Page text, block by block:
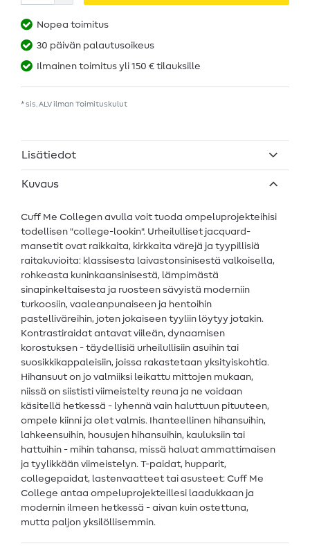
Nopea toimitus
30 päivän palautusoikeus
Ilmainen toimitus yli 150 € tilauksille
* sis. ALV ilman Toimituskulut
Lisätiedot
Kuvaus
Cuff Me Collegen avulla voit tuoda ompeluprojekteihisi
todellisen "college-lookin". Urheilulliset jacquard-
mansetit ovat raikkaita, kirkkaita värejä ja tyypillisiä
raitakuvioita: klassisesta laivastonsinisestä valkoisella,
rohkeasta kuninkaansinisestä, lämpimästä
sinapinkeltaisesta ja ruosteen sävyistä moderniin
turkoosiin, vaaleanpunaiseen ja hentoihin
pastelliväreihin, joten jokaiseen tyyliin löytyy jotakin.
Kontrastiraidat antavat viileän, dynaamisen
korostuksen - täydellisiä urheilullisiin asuihin tai
suosikkikappaleisiin, joissa rakastetaan yksityiskohtia.
Hihansuut on jo valmiiksi leikattu mittojen mukaan,
niissä on siististi viimeistelty reuna ja ne voidaan
käsitellä hetkessä - lyhennä vain haluttuun pituuteen,
ompele kiinni ja olet valmis. Ihanteellinen hihansuihin,
lahkeensuihin, housujen hihansuihin, kauluksiin tai
hattuihin - mihin tahansa, missä haluat ammattimaisen
ja tyylikkään viimeistelyn. T-paidat, hupparit,
collegepaidat, lastenvaatteet tai asusteet: Cuff Me
College antaa ompeluprojekteillesi laadukkaan ja
modernin ilmeen hetkessä - aivan kuin ostettuna,
mutta paljon yksilöllisemmin.